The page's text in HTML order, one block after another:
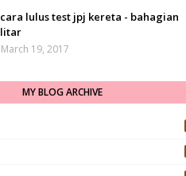
cara lulus test jpj kereta - bahagian
litar
March 19, 2017
MY BLOG ARCHIVE